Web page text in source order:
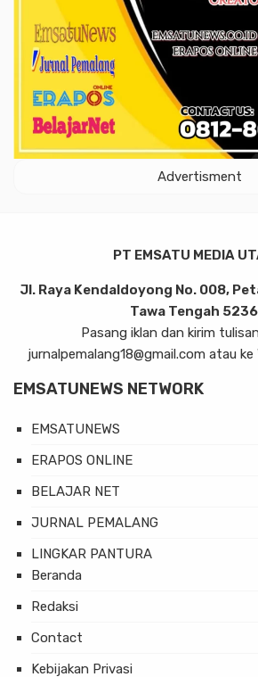
Advertisment
PT EMSATU MEDIA
Jl. Raya Kendaldoyong No. 008,
Tawa Tengah
Pasang iklan dan kirim
jurnalpemalang18@gmail.com atau
EMSATUNEWS NETWORK
EMSATUNEWS
ERAPOS ONLINE
BELAJAR NET
JURNAL PEMALANG
LINGKAR PANTURA
Beranda
Redaksi
Contact
Kebijakan Privasi